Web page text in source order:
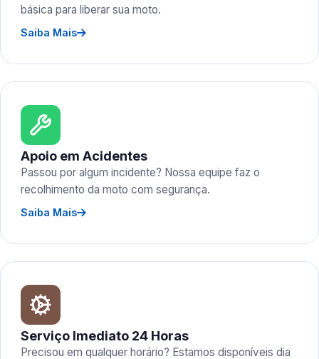
básica para liberar sua moto.
Saiba Mais
Apoio em Acidentes
Passou por algum incidente? Nossa equipe faz o
recolhimento da moto com segurança.
Saiba Mais
Serviço Imediato 24 Horas
Precisou em qualquer horário? Estamos disponíveis dia